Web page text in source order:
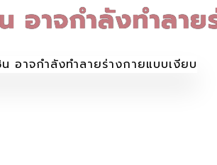
าจกำลังทำลาย